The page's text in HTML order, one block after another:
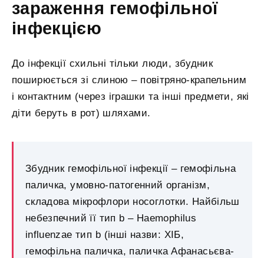
зараження гемофільної
інфекцією
До інфекції схильні тільки люди, збудник
поширюється зі слиною – повітряно-крапельним
і контактним (через іграшки та інші предмети, які
діти беруть в рот) шляхами.
Збудник гемофільної інфекції – гемофільна
паличка, умовно-патогенний організм,
складова мікрофлори носоглотки. Найбільш
небезпечний її тип b – Haemophilus
influenzae тип b (інші назви: ХІБ,
гемофільна паличка, паличка Афанасьєва-